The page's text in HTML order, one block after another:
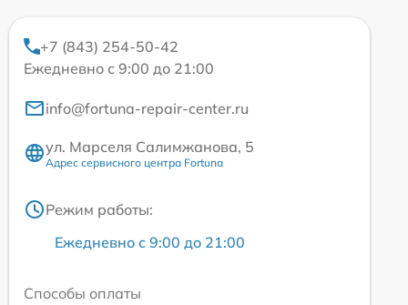
+7 (843) 254-50-42
Ежедневно с 9:00 до 21:00
info@fortuna-repair-center.ru
ул. Марселя Салимжанова, 5
Адрес сервисного центра Fortuna
Режим работы:
Ежедневно с 9:00 до 21:00
Способы оплаты